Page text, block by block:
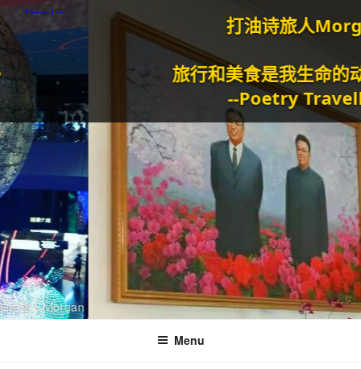
打油诗旅人Morgan
旅行和美食是我生命的动力
--Poetry Traveller
Menu